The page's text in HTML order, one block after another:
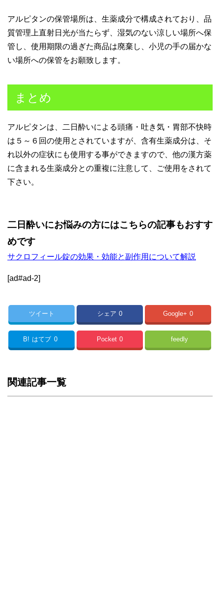
アルピタンの保管場所は、生薬成分で構成されており、品
質管理上直射日光が当たらず、湿気のない涼しい場所へ保
管し、使用期限の過ぎた商品は廃棄し、小児の手の届かな
い場所への保管をお願致します。
まとめ
アルピタンは、二日酔いによる頭痛・吐き気・胃部不快時
は５～６回の使用とされていますが、含有生薬成分は、そ
れ以外の症状にも使用する事ができますので、他の漢方薬
に含まれる生薬成分との重複に注意して、ご使用をされて
下さい。
二日酔いにお悩みの方にはこちらの記事もおすす
めです
サクロフィール錠の効果・効能と副作用について解説
[ad#ad-2]
ツイート シェア 0 Google+ 0
B! はてブ 0 Pocket 0 feedly
関連記事一覧